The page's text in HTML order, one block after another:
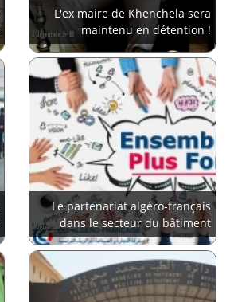
L'ex maire de Khenchela sera
maintenu en détention !
Le partenariat algéro-français
dans le secteur du bâtiment